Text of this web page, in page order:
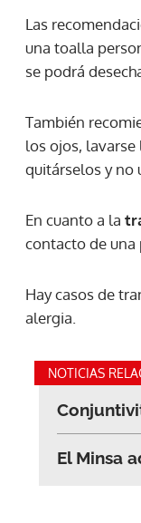
Las
una toalla
se podrá
También
los ojos,
quitárselos y no
En cuanto a la
contacto de una
Hay casos de
alergia.
NOTICIAS
El Minsa